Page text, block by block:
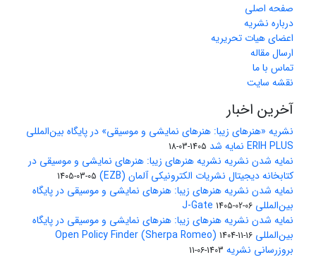
صفحه اصلی
درباره نشریه
اعضای هیات تحریریه
ارسال مقاله
تماس با ما
نقشه سایت
آخرین اخبار
نشریه «هنرهای زیبا: هنرهای نمایشی و موسیقی» در پایگاه بین‌المللی
ERIH PLUS نمایه شد
1405-03-18
نمایه شدن نشریه نشریه هنرهای زیبا: هنرهای نمایشی و موسیقی در
کتابخانه دیجیتال نشریات الکترونیکی آلمان (EZB)
1405-03-05
نمایه شدن نشریه هنرهای زیبا: هنرهای نمایشی و موسیقی در پایگاه
بین‌المللی J-Gate 1405-02-06
نمایه شدن نشریه هنرهای زیبا: هنرهای نمایشی و موسیقی در پایگاه
بین‌المللی Open Policy Finder (Sherpa Romeo) 1404-11-16
بروزرسانی نشریه 1403-06-11